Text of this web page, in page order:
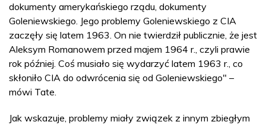
dokumenty amerykańskiego rządu, dokumenty
Goleniewskiego. Jego problemy Goleniewskiego z CIA
zaczęły się latem 1963. On nie twierdził publicznie, że jest
Aleksym Romanowem przed majem 1964 r., czyli prawie
rok później. Coś musiało się wydarzyć latem 1963 r., co
skłoniło CIA do odwrócenia się od Goleniewskiego" –
mówi Tate.
Jak wskazuje, problemy miały związek z innym zbiegłym